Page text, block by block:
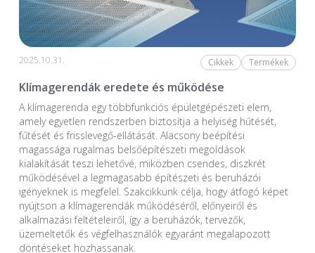
2025.10.31. Cikkek Termékek
Klímagerendák eredete és működése
A klímagerenda egy többfunkciós épületgépészeti elem,
amely egyetlen rendszerben biztosítja a helyiség hűtését,
fűtését és frisslevegő-ellátását. Alacsony beépítési
magassága rugalmas belsőépítészeti megoldások
kialakítását teszi lehetővé, miközben csendes, diszkrét
működésével a legmagasabb építészeti és beruházói
igényeknek is megfelel. Szakcikkünk célja, hogy átfogó képet
nyújtson a klímagerendák működéséről, előnyeiről és
alkalmazási feltételeiről, így a beruházók, tervezők,
üzemeltetők és végfelhasználók egyaránt megalapozott
döntéseket hozhassanak.